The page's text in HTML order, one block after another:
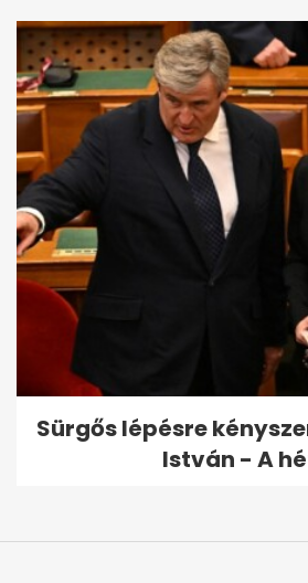
Sürgős lépésre
István - A